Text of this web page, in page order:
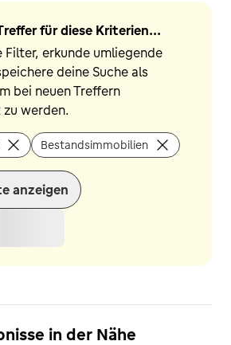
für diese Kriterien...
Filter, erkunde umliegende
deine Suche als
bei neuen Treffern
werden.
Bestandsimmobilien
anzeigen
in der Nähe